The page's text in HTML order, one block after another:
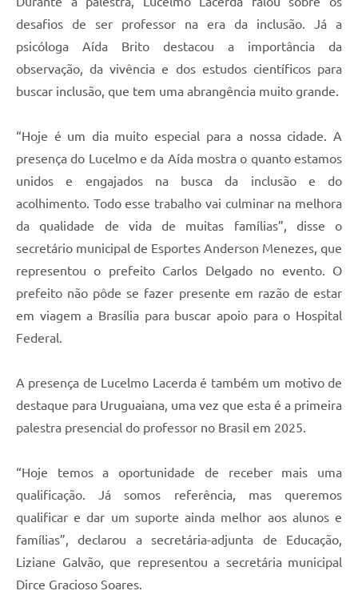
desafios de ser professor na era da inclusão. Já a
psicóloga Aída Brito destacou a importância da
observação, da vivência e dos estudos científicos para
buscar inclusão, que tem uma abrangência muito grande.
“Hoje é um dia muito especial para a nossa cidade. A
presença do Lucelmo e da Aída mostra o quanto estamos
unidos e engajados na busca da inclusão e do
acolhimento. Todo esse trabalho vai culminar na melhora
da qualidade de vida de muitas famílias”, disse o
secretário municipal de Esportes Anderson Menezes, que
representou o prefeito Carlos Delgado no evento. O
prefeito não pôde se fazer presente em razão de estar
em viagem a Brasília para buscar apoio para o Hospital
Federal.
A presença de Lucelmo Lacerda é também um motivo de
destaque para Uruguaiana, uma vez que esta é a primeira
palestra presencial do professor no Brasil em 2025.
“Hoje temos a oportunidade de receber mais uma
qualificação. Já somos referência, mas queremos
qualificar e dar um suporte ainda melhor aos alunos e
famílias”, declarou a secretária-adjunta de Educação,
Liziane Galvão, que representou a secretária municipal
Dirce Gracioso Soares.